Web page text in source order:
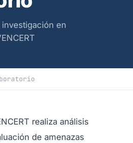
en
realiza análisis
de amenazas